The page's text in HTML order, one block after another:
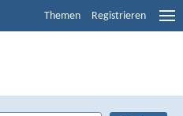
Themen Registrieren